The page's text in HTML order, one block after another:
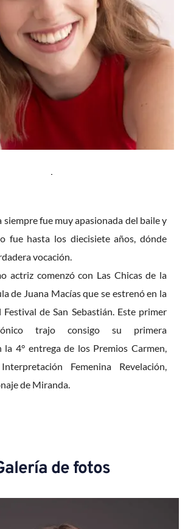
siempre fue muy apasionada del baile y
fue hasta los diecisiete años, dónde
vocación.
actriz comenzó con Las Chicas de la
de Juana Macías que se estrenó en la
de San Sebastián. Este primer
trajo consigo su primera
la 4° entrega de los Premios Carmen,
Femenina Revelación,
de Miranda.
de fotos